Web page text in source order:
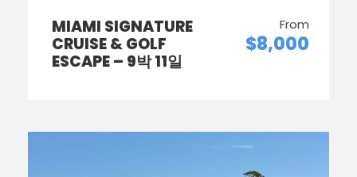
MIAMI SIGNATURE
CRUISE & GOLF
ESCAPE – 9박 11일
From
$8,000